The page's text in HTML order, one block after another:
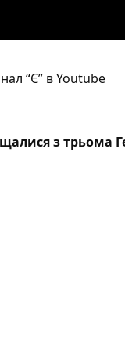
“Є” в Youtube
з трьома